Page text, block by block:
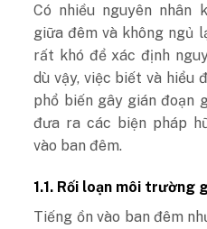
Có nhiều nguyên nhân
giữa đêm và không ngủ
rất khó để xác định
dù vậy, việc biết và hiểu
phổ biến gây gián đoạn
đưa ra các biện pháp
vào ban đêm.
1.1. Rối loạn môi trường
Tiếng ồn vào ban đêm